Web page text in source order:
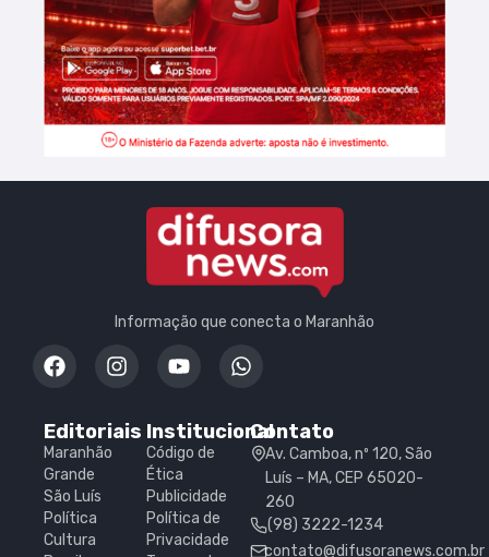
Informação que conecta o Maranhão
Editoriais
Maranhão
Grande
São Luís
Política
Cultura
Institucional
Código de
Ética
Publicidade
Política de
Privacidade
Contato
Av. Camboa, nº 120, São
Luís – MA, CEP 65020-
260
(98) 3222-1234
contato@difusoranews.com.br